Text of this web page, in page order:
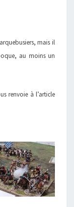
mais il
au moins un
renvoie à l’article